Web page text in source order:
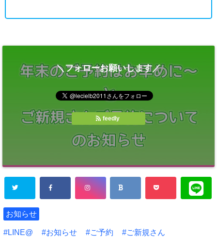
＼フォローお願いします／
feedly
お知らせ
LINE@ お知らせ ご予約 ご新規さん